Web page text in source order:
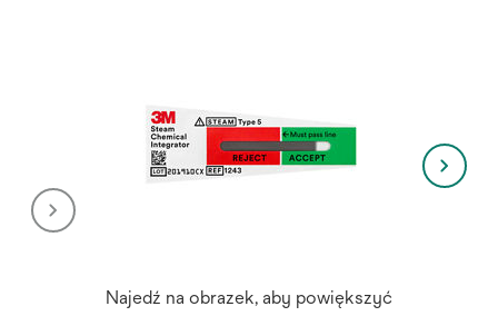
Najedź na obrazek, aby powiększyć